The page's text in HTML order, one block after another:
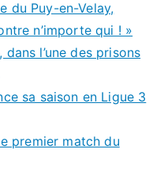
du Puy-en-Velay,
n’importe qui ! »
l’une des prisons
sa saison en Ligue 3
premier match du